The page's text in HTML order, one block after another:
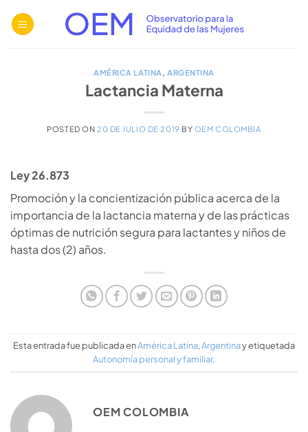
AMÉRICA LATINA, ARGENTINA
Lactancia Materna
POSTED ON 20 DE JULIO DE 2019 BY OEM COLOMBIA
Ley 26.873
Promoción y la concientización pública acerca de la
importancia de la lactancia materna y de las prácticas
óptimas de nutrición segura para lactantes y niños de
hasta dos (2) años.
Esta entrada fue publicada enAmérica Latina,Argentinay etiquetada
Autonomía personal y familiar.
OEM COLOMBIA